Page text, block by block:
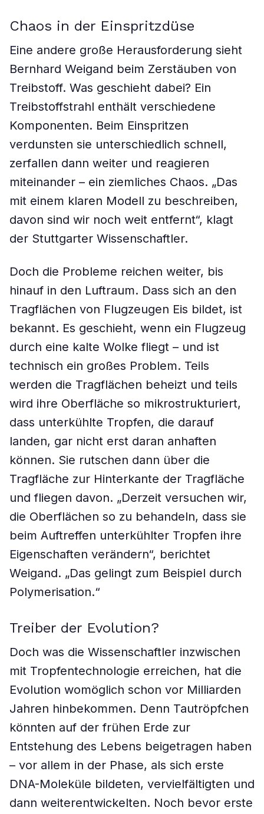
Chaos in der Einspritzdüse
Eine andere große Herausforderung sieht
Bernhard Weigand beim Zerstäuben von
Treibstoff. Was geschieht dabei? Ein
Treibstoffstrahl enthält verschiedene
Komponenten. Beim Einspritzen
verdunsten sie unterschiedlich schnell,
zerfallen dann weiter und reagieren
miteinander – ein ziemliches Chaos. „Das
mit einem klaren Modell zu beschreiben,
davon sind wir noch weit entfernt“, klagt
der Stuttgarter Wissenschaftler.
Doch die Probleme reichen weiter, bis
hinauf in den Luftraum. Dass sich an den
Tragflächen von Flugzeugen Eis bildet, ist
bekannt. Es geschieht, wenn ein Flugzeug
durch eine kalte Wolke fliegt – und ist
technisch ein großes Problem. Teils
werden die Tragflächen beheizt und teils
wird ihre Oberfläche so mikrostrukturiert,
dass unterkühlte Tropfen, die darauf
landen, gar nicht erst daran anhaften
können. Sie rutschen dann über die
Tragfläche zur Hinterkante der Tragfläche
und fliegen davon. „Derzeit versuchen wir,
die Oberflächen so zu behandeln, dass sie
beim Auftreffen unterkühlter Tropfen ihre
Eigenschaften verändern“, berichtet
Weigand. „Das gelingt zum Beispiel durch
Polymerisation.“
Treiber der Evolution?
Doch was die Wissenschaftler inzwischen
mit Tropfentechnologie erreichen, hat die
Evolution womöglich schon vor Milliarden
Jahren hinbekommen. Denn Tautröpfchen
könnten auf der frühen Erde zur
Entstehung des Lebens beigetragen haben
– vor allem in der Phase, als sich erste
DNA-Moleküle bildeten, vervielfältigten und
dann weiterentwickelten. Noch bevor erste